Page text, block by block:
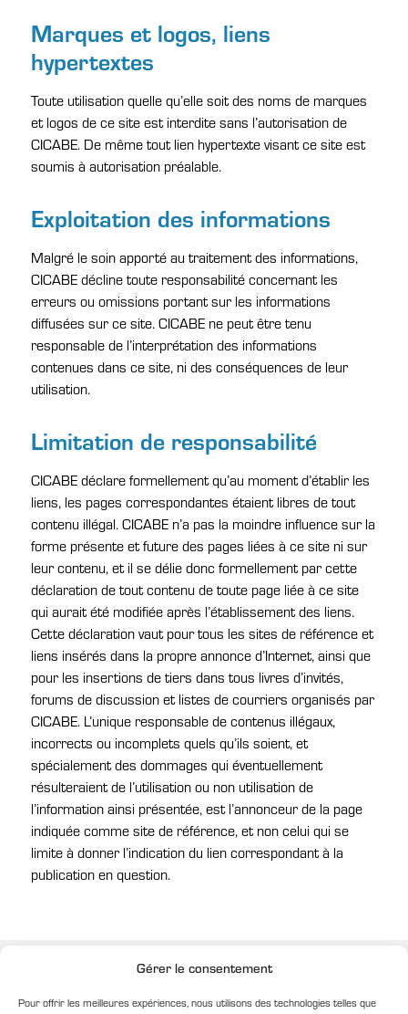
Gérer le consentement
Pour offrir les meilleures expériences, nous utilisons des technologies telles que
Marques et logos, liens
hypertextes
Toute utilisation quelle qu’elle soit des noms de marques
et logos de ce site est interdite sans l’autorisation de
CICABE. De même tout lien hypertexte visant ce site est
soumis à autorisation préalable.
Exploitation des informations
Malgré le soin apporté au traitement des informations,
CICABE décline toute responsabilité concernant les
erreurs ou omissions portant sur les informations
diffusées sur ce site. CICABE ne peut être tenu
responsable de l’interprétation des informations
contenues dans ce site, ni des conséquences de leur
utilisation.
Limitation de responsabilité
CICABE déclare formellement qu’au moment d’établir les
liens, les pages correspondantes étaient libres de tout
contenu illégal. CICABE n’a pas la moindre influence sur la
forme présente et future des pages liées à ce site ni sur
leur contenu, et il se délie donc formellement par cette
déclaration de tout contenu de toute page liée à ce site
qui aurait été modifiée après l’établissement des liens.
Cette déclaration vaut pour tous les sites de référence et
liens insérés dans la propre annonce d’Internet, ainsi que
pour les insertions de tiers dans tous livres d’invités,
forums de discussion et listes de courriers organisés par
CICABE. L’unique responsable de contenus illégaux,
incorrects ou incomplets quels qu’ils soient, et
spécialement des dommages qui éventuellement
résulteraient de l’utilisation ou non utilisation de
l’information ainsi présentée, est l’annonceur de la page
indiquée comme site de référence, et non celui qui se
limite à donner l’indication du lien correspondant à la
publication en question.